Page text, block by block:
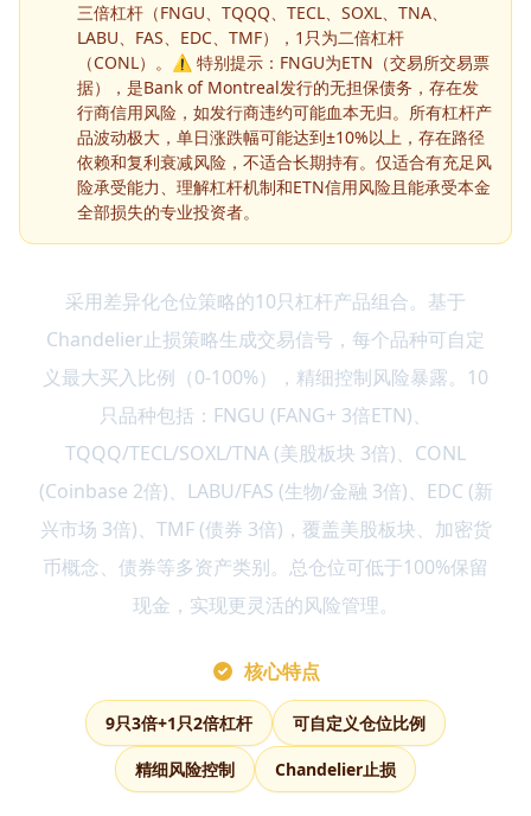
三倍杠杆（FNGU、TQQQ、TECL、SOXL、TNA、
LABU、FAS、EDC、TMF），1只为二倍杠杆
（CONL）。⚠️ 特别提示：FNGU为ETN（交易所交易票
据），是Bank of Montreal发行的无担保债务，存在发
行商信用风险，如发行商违约可能血本无归。所有杠杆产
品波动极大，单日涨跌幅可能达到±10%以上，存在路径
依赖和复利衰减风险，不适合长期持有。仅适合有充足风
险承受能力、理解杠杆机制和ETN信用风险且能承受本金
全部损失的专业投资者。
采用差异化仓位策略的10只杠杆产品组合。基于
Chandelier止损策略生成交易信号，每个品种可自定
义最大买入比例（0-100%），精细控制风险暴露。10
只品种包括：FNGU (FANG+ 3倍ETN)、
TQQQ/TECL/SOXL/TNA (美股板块 3倍)、CONL
(Coinbase 2倍)、LABU/FAS (生物/金融 3倍)、EDC (新
兴市场 3倍)、TMF (债券 3倍)，覆盖美股板块、加密货
币概念、债券等多资产类别。总仓位可低于100%保留
现金，实现更灵活的风险管理。
核心特点
9只3倍+1只2倍杠杆 可自定义仓位比例
精细风险控制 Chandelier止损